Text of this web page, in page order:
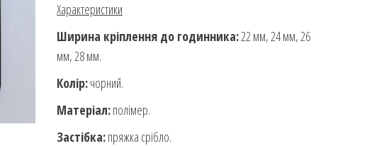
Характеристики
Ширина кріплення до годинника:22 мм, 24 мм, 26
мм, 28 мм.
Колір:чорний.
Матеріал:полімер.
Застібка:пряжка срібло.